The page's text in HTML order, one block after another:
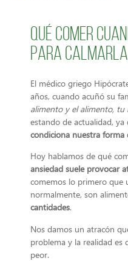
Qué comer
para calmarla
El médico griego
años, cuando acuñó su
alimento y el alimento, tu
estando de actualidad, ya
condiciona nuestra forma
Hoy hablamos de qué
ansiedad suele provocar
comemos lo primero que
normalmente, son
cantidades.
Nos damos un atracón
problema y la realidad es
peor.